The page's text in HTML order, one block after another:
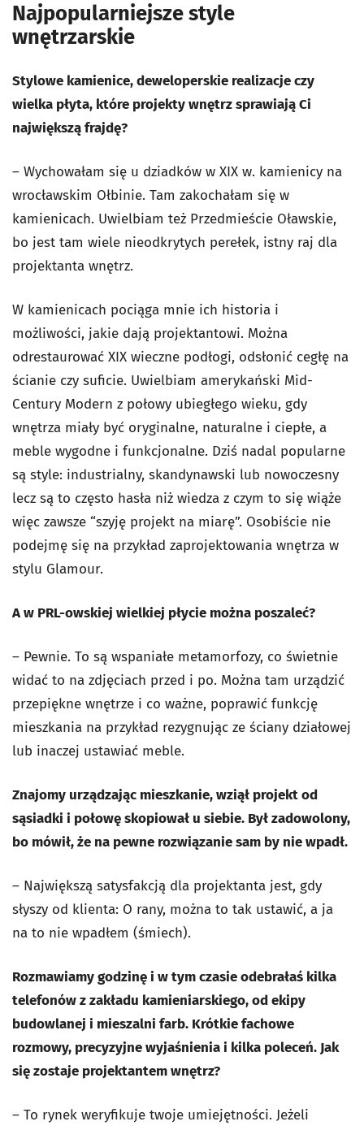
Najpopularniejsze style
wnętrzarskie
Stylowe kamienice, deweloperskie realizacje czy
wielka płyta, które projekty wnętrz sprawiają Ci
największą frajdę?
– Wychowałam się u dziadków w XIX w. kamienicy na
wrocławskim Ołbinie. Tam zakochałam się w
kamienicach. Uwielbiam też Przedmieście Oławskie,
bo jest tam wiele nieodkrytych perełek, istny raj dla
projektanta wnętrz.
W kamienicach pociąga mnie ich historia i
możliwości, jakie dają projektantowi. Można
odrestaurować XIX wieczne podłogi, odsłonić cegłę na
ścianie czy suficie. Uwielbiam amerykański Mid-
Century Modern z połowy ubiegłego wieku, gdy
wnętrza miały być oryginalne, naturalne i ciepłe, a
meble wygodne i funkcjonalne. Dziś nadal popularne
są style: industrialny, skandynawski lub nowoczesny
lecz są to często hasła niż wiedza z czym to się wiąże
więc zawsze “szyję projekt na miarę”. Osobiście nie
podejmę się na przykład zaprojektowania wnętrza w
stylu Glamour.
A w PRL-owskiej wielkiej płycie można poszaleć?
– Pewnie. To są wspaniałe metamorfozy, co świetnie
widać to na zdjęciach przed i po. Można tam urządzić
przepiękne wnętrze i co ważne, poprawić funkcję
mieszkania na przykład rezygnując ze ściany działowej
lub inaczej ustawiać meble.
Znajomy urządzając mieszkanie, wziął projekt od
sąsiadki i połowę skopiował u siebie. Był zadowolony,
bo mówił, że na pewne rozwiązanie sam by nie wpadł.
– Największą satysfakcją dla projektanta jest, gdy
słyszy od klienta: O rany, można to tak ustawić, a ja
na to nie wpadłem (śmiech).
Rozmawiamy godzinę i w tym czasie odebrałaś kilka
telefonów z zakładu kamieniarskiego, od ekipy
budowlanej i mieszalni farb. Krótkie fachowe
rozmowy, precyzyjne wyjaśnienia i kilka poleceń. Jak
się zostaje projektantem wnętrz?
– To rynek weryfikuje twoje umiejętności. Jeżeli